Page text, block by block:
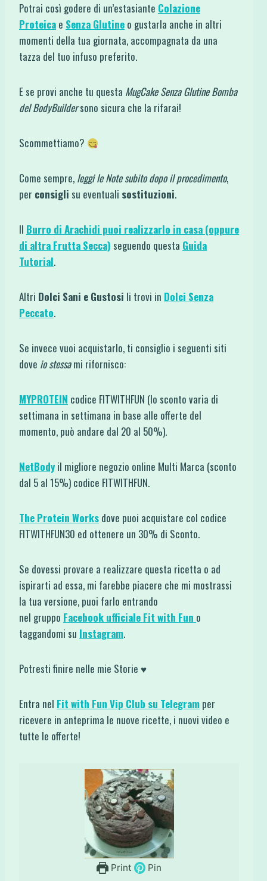
Potrai così godere di un’estasiante Colazione
Proteica e Senza Glutine o gustarla anche in altri
momenti della tua giornata, accompagnata da una
tazza del tuo infuso preferito.
E se provi anche tu questa MugCake Senza Glutine Bomba
del BodyBuildersono sicura che la rifarai!
Scommettiamo?
Come sempre, leggi le Note subito dopo il procedimento,
per consigli su eventuali sostituzioni.
Il Burro di Arachidi puoi realizzarlo in casa (oppure
di altra Frutta Secca) seguendo questa Guida
Tutorial.
Altri Dolci Sani e Gustosi li trovi in Dolci Senza
Peccato.
Se invece vuoi acquistarlo, ti consiglio i seguenti siti
dove io stessami rifornisco:
MYPROTEIN codice FITWITHFUN (lo sconto varia di
settimana in settimana in base alle offerte del
momento, può andare dal 20 al 50%).
NetBodyil migliore negozio online Multi Marca (sconto
dal 5 al 15%) codice FITWITHFUN.
The Protein Works dove puoi acquistare col codice
FITWITHFUN30 ed ottenere un 30% di Sconto.
Se dovessi provare a realizzare questa ricetta o ad
ispirarti ad essa, mi farebbe piacere che mi mostrassi
la tua versione, puoi farlo entrando
nel gruppo Facebook ufficiale Fit with Fun o
taggandomi su Instagram.
Potresti finire nelle mie Storie ♥
Entra nel Fit with Fun Vip Club su Telegram per
ricevere in anteprima le nuove ricette, i nuovi video e
tutte le offerte!
Print Pin